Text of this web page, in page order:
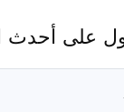
على أحدث